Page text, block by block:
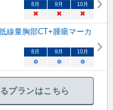
8 月 9 月 10月
× × ×
量胸部CT+腫瘍マーカ
8 月 9 月 10月
○ ○ ○
プランはこちら